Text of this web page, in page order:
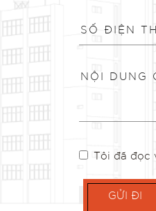
Tôi đã đọc
GỬI ĐI